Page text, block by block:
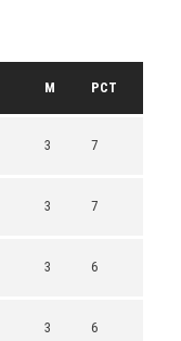
M PCT
3 7
3 7
3 6
3 6